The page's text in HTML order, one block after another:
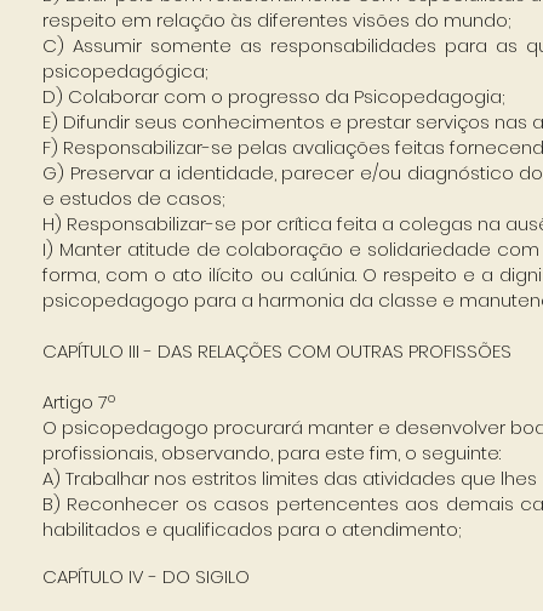
respeito em relação às diferentes visões do mundo;
C) Assumir somente as responsabilidades para as
psicopedagógica;
D) Colaborar com o progresso da Psicopedagogia;
E) Difundir seus conhecimentos e prestar serviços
F) Responsabilizar-se pelas avaliações feitas
G) Preservar a identidade, parecer e/ou diagnóstico
e estudos de casos;
H) Responsabilizar-se por crítica feita a colegas na
I) Manter atitude de colaboração e solidariedade
forma, com o ato ilícito ou calúnia. O respeito e a
psicopedagogo para a harmonia da classe e
CAPÍTULO III - DAS RELAÇÕES COM OUTRAS PROFISSÕES
Artigo 7º
O psicopedagogo procurará manter e desenvolver
profissionais, observando, para este fim, o seguinte:
A) Trabalhar nos estritos limites das atividades que
B) Reconhecer os casos pertencentes aos demais
habilitados e qualificados para o atendimento;
CAPÍTULO IV - DO SIGILO